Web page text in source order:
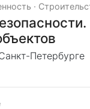
·
Петербурге